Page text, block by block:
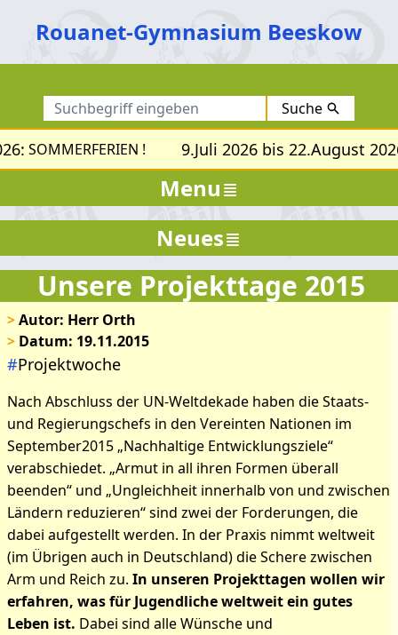
Rouanet-Gymnasium Beeskow
Suche
SOMMERFERIEN ! 9.Juli 2026 bis 22.August
Menu
Unsere Projekttage 2015
>Autor: Herr Orth
> Datum: 19.11.2015
#Projektwoche
Nach Abschluss der UN-Weltdekade haben die Staats-
und Regierungschefs in den Vereinten Nationen im
September2015 „Nachhaltige Entwicklungsziele“
verabschiedet. „Armut in all ihren Formen überall
beenden“ und „Ungleichheit innerhalb von und zwischen
Ländern reduzieren“ sind zwei der Forderungen, die
dabei aufgestellt werden. In der Praxis nimmt weltweit
(im Übrigen auch in Deutschland) die Schere zwischen
Arm und Reich zu. In unseren Projekttagen wollen wir
erfahren, was für Jugendliche weltweit ein gutes
Leben ist. Dabei sind alle Wünsche und
Neues